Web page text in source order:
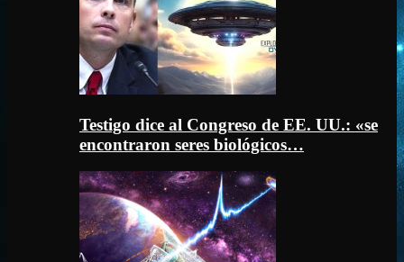
Testigo dice al Congreso de EE. UU.: «se
encontraron seres biológicos…